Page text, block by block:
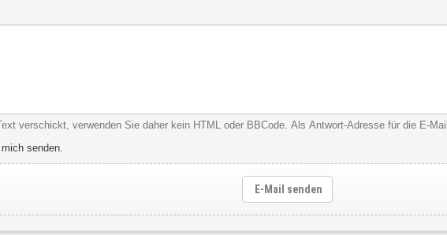
verschickt, verwenden Sie daher kein HTML oder BBCode. Als Antwort-Adresse für die E-
senden.
E-Mail senden